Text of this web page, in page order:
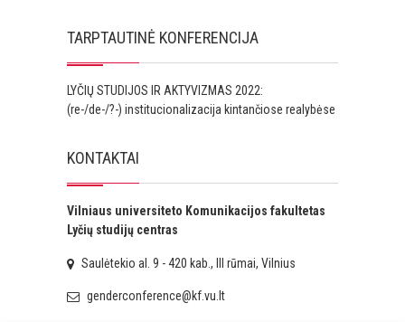
TARPTAUTINĖ KONFERENCIJA
LYČIŲ STUDIJOS IR AKTYVIZMAS 2022:
(re-/de-/?-) institucionalizacija kintančiose realybėse
KONTAKTAI
Vilniaus universiteto Komunikacijos fakultetas
Lyčių studijų centras
Saulėtekio al. 9 - 420 kab., III rūmai, Vilnius
genderconference@kf.vu.lt